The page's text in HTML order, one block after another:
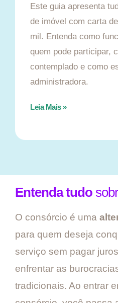
Este guia apresenta
de imóvel com carta
mil. Entenda como
quem pode participar,
contemplado e como
administradora.
Leia Mais »
Entenda tudo
O consórcio é uma
para quem deseja
serviço sem pagar
enfrentar as
tradicionais. Ao entrar